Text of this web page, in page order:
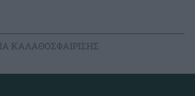
ΚΑΛΑΘΟΣΦΑΙΡΙΣΗΣ